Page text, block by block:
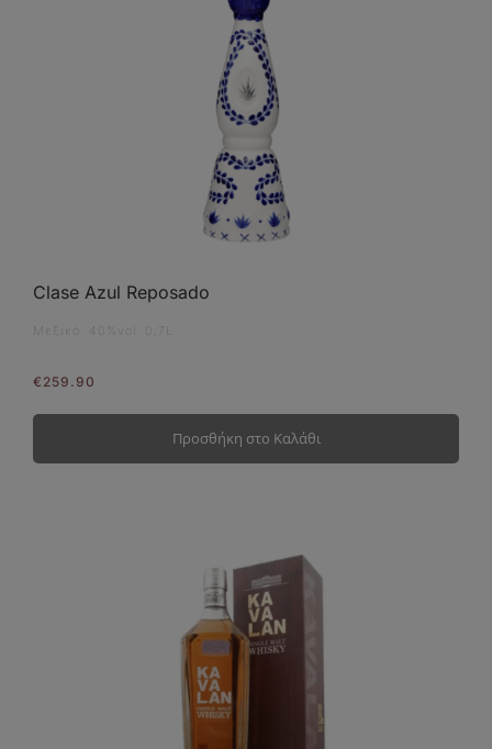
Clase Azul Reposado
Μεξικό 40%vol 0,7L
€ 259.90
Προσθήκη στο Καλάθι